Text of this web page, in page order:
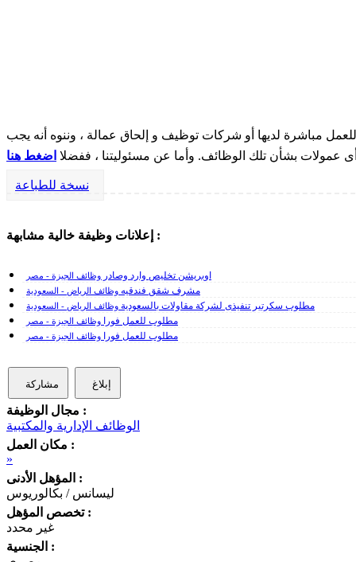
مباشرة لديها أو شركات توظيف و إلحاق عمالة ، وننوه أنه يجب
عمولات بشأن تلك الوظائف. وأما عن مسئوليتنا ، ففضلا اضغط هنا
نسخة للطباعة
إعلانات وظيفة خالية مشابهة :
اوبريشن تخليص وارد وصادر وظائف الجيزة - مصر
مشرف شقق فندقيه وظائف الرياض - السعودية
مطلوب سكرتير تنفيذى لشركة مقاولات بالسعودية وظائف الرياض - السعودية
مطلوب للعمل فورا وظائف الجيزة - مصر
مطلوب للعمل فورا وظائف الجيزة - مصر
مشاركة إبلاغ
مجال الوظيفة :
الوظائف الإدارية والمكتبية
مكان العمل :
»
المؤهل الأدنى :
ليسانس / بكالوريوس
تخصص المؤهل :
غير محدد
الجنسية :